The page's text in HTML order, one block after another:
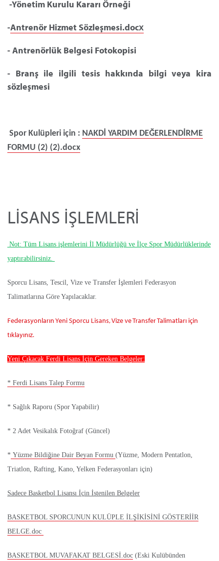
-Yönetim Kurulu Kararı Örneği
-Antrenör Hizmet Sözleşmesi.docx
- Antrenörlük Belgesi Fotokopisi
- Branş ile ilgili tesis hakkında bilgi veya kira
sözleşmesi
Spor Kulüpleri için : NAKDİ YARDIM DEĞERLENDİRME
FORMU (2) (2).docx
LİSANS İŞLEMLERİ
Not: Tüm Lisans işlemlerini İl Müdürlüğü ve İlçe Spor Müdürlüklerinde
yaptırabilirsiniz.
Sporcu Lisans, Tescil, Vize ve Transfer İşlemleri Federasyon
Talimatlarına Göre Yapılacaklar.
Federasyonların Yeni Sporcu Lisans, Vize ve Transfer Talimatları için
tıklayınız.
Yeni Çıkacak Ferdi Lisans İçin Gereken Belgeler:
* Ferdi Lisans Talep Formu
* Sağlık Raporu (Spor Yapabilir)
* 2 Adet Vesikalık Fotoğraf (Güncel)
* Yüzme Bildiğine Dair Beyan Formu (Yüzme, Modern Pentatlon,
Triatlon, Rafting, Kano, Yelken Federasyonları için)
Sadece Basketbol Lisansı İçin İstenilen Belgeler
BASKETBOL SPORCUNUN KULÜPLE İLŞİKİSİNİ GÖSTERİİR
BELGE.doc
BASKETBOL MUVAFAKAT BELGESİ.doc (Eski Kulübünden